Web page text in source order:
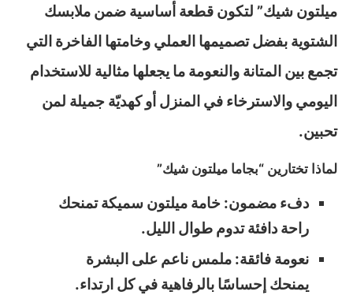
ميلتون شيك” لتكون قطعة أساسية ضمن ملابسك
الشتوية بفضل تصميمها العملي وخامتها الفاخرة التي
تجمع بين المتانة والنعومة ما يجعلها مثالية للاستخدام
اليومي والاسترخاء في المنزل أو كهديّة جميلة لمن
تحبين.
لماذا تختارين “بجاما ميلتون شيك”
دفء مضمون: خامة ميلتون سميكة تمنحك
راحة دافئة تدوم طوال الليل.
نعومة فائقة: ملمس ناعم على البشرة
يمنحك إحساسًا بالرفاهية في كل ارتداء.